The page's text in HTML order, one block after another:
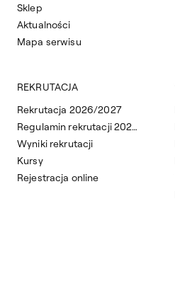
Sklep
Aktualności
Mapa serwisu
REKRUTACJA
Rekrutacja 2026/2027
Regulamin rekrutacji 2026/2027
Wyniki rekrutacji
Kursy
Rejestracja online